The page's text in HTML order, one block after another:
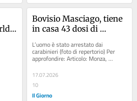
Bovisio Masciago, tiene
in casa 43 dosi di
arrestato. “Mi servivano
soldi per mio figlio
L’uomo è stato arrestato dai
carabinieri (foto di repertorio) Per
approfondire: Articolo: Monza,
escogitò una serie di fallimenti...
17.07.2026
10
Il Giorno